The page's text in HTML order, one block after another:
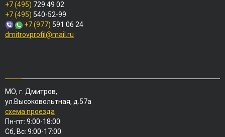
+7 (495) 729 49 02
+7 (495) 540-52-99
+7 (977) 591 06 24
dmitrovprofil@mail.ru
МО, г. Дмитров,
ул.Высоковольтная, д.57а
схема проезда
Пн-пт: 9:00-18:00
Сб, Вс: 9:00-17:00